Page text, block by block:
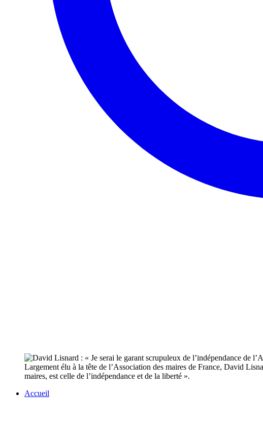
Largement élu à la tête de l’Association des maires de France, David
maires, est celle de l’indépendance et de la liberté ».
Accueil